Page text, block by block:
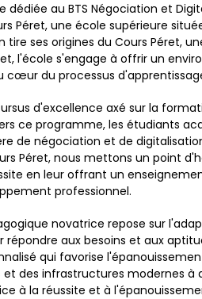
dédiée au BTS Négociation et
Péret, une école supérieure
ses origines du Cours Péret,
l'école s'engage à offrir un
cœur du processus
d'excellence axé sur la
ce programme, les étudiants
de négociation et de
Péret, nous mettons un point
en leur offrant un
professionnel.
novatrice repose sur
aux besoins et aux
qui favorise
des infrastructures modernes à
à la réussite et à